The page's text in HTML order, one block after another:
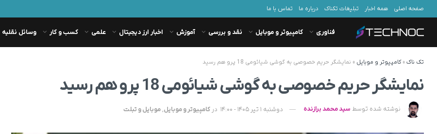
صفحه اصلی همه اخبار تبلیغات تکناک درباره ما تماس با ما
فناوری کامپیوتر و موبایل نقد و بررسی آموزش اخبار ارز دیجیتال علمی کسب و کار وسائل نقلیه
تک ناک»کامپیوتر و موبایل » نمایشگر حریم خصوصی به گوشی شیائومی 18 پرو هم رسید
نمایشگر حریم خصوصی به گوشی شیائومی 18 پرو هم رسید
نوشته شده توسط سید محمد برازنده دوشنبه 1 تیر 1405 - 14:00 در کامپیوتر و موبایل,موبایل و تبلت